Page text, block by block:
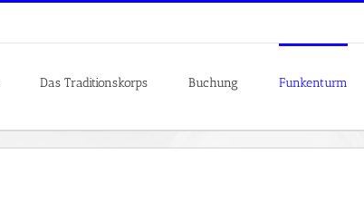
Das Traditionskorps Buchung Funkenturm